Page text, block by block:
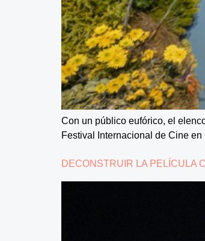
Con un público eufórico, el
Festival Internacional de Cine
DECONSTRUIR LA PELÍCULA